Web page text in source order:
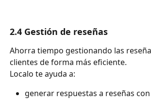
2.4 Gestión de reseñas
Ahorra tiempo gestionando las
clientes de forma más eficiente.
Localo te ayuda a:
generar respuestas a reseñas